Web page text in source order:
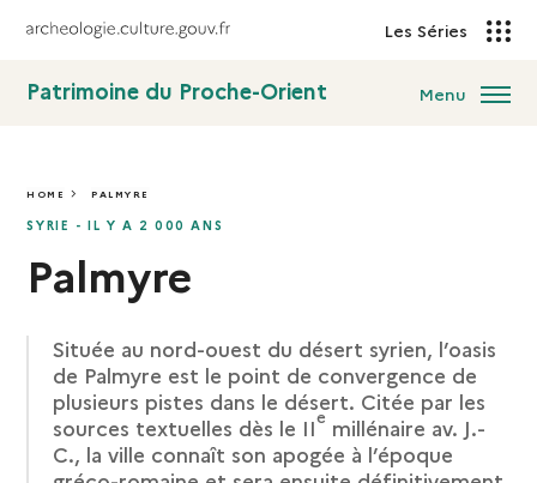
Les Séries
Patrimoine du Proche-Orient Menu
SYRIE - IL Y A 2 000 ANS
Palmyre
Située au nord-ouest du désert syrien, l’oasis
de Palmyre est le point de convergence de
plusieurs pistes dans le désert. Citée par les
sources textuelles dès le IIe millénaire av. J.-
C., la ville connaît son apogée à l’époque
HOME PALMYRE